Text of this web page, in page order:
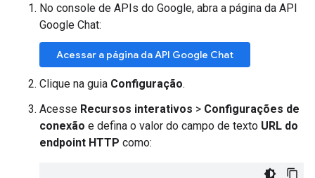
No console de APIs do Google, abra a página da API
Google Chat:
Acessar a página da API Google Chat
Clique na guia Configuração.
Acesse Recursos interativos > Configurações de
conexão e defina o valor do campo de texto URL do
endpoint HTTP como: